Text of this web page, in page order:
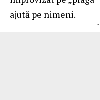
ajută pe nimeni.
-